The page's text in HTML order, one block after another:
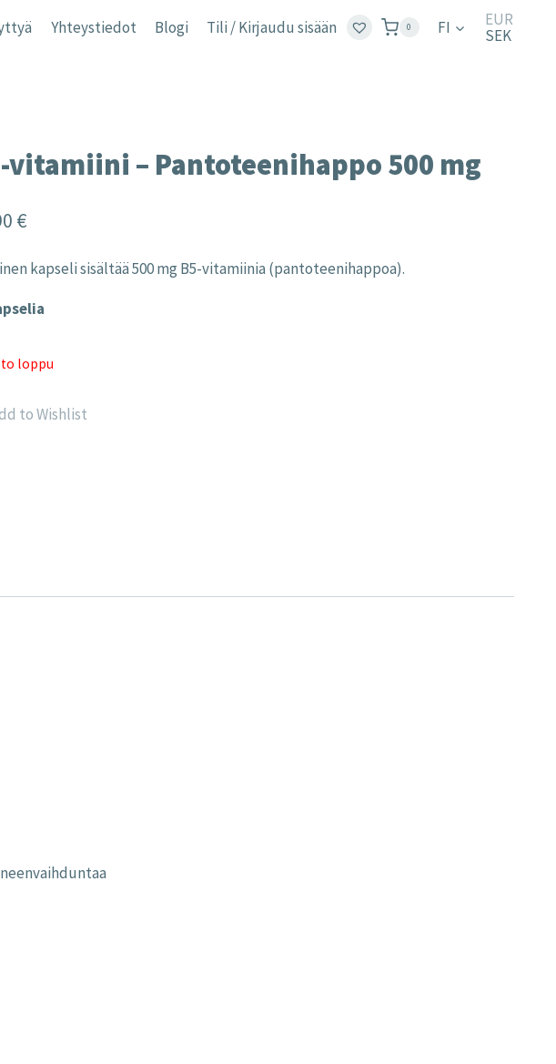
Yhteystiedot Blogi Tili / Kirjaudu sisään 0 FI
EUR
SEK
vitamiini – Pantoteenihappo 500 mg
€
kapseli sisältää 500 mg B5-vitamiinia (pantoteenihappoa).
loppu
to Wishlist